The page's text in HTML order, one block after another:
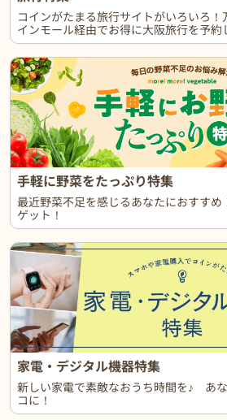
コインがたまる旅行サイトがいろいろ
インモール経由でお得に大阪旅行を予約
手軽に野菜をたっぷり特集
最近野菜不足を感じるあなたにおすす
ゲット！
家電・デジタル機器特集
新しい家電で素敵なおうち時間を♪ あ
コに！